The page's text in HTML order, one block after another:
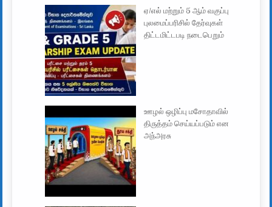
ஏ/எல் மற்றும் 5 ஆம் வகுப்பு
புலமைப்பரிசில் தேர்வுகள்
திட்டமிட்டபடி நடைபெறும்
ஊழல் ஒழிப்பு மசோதாவில்
திருத்தம் செய்யப்படும் என
அந்அரசு